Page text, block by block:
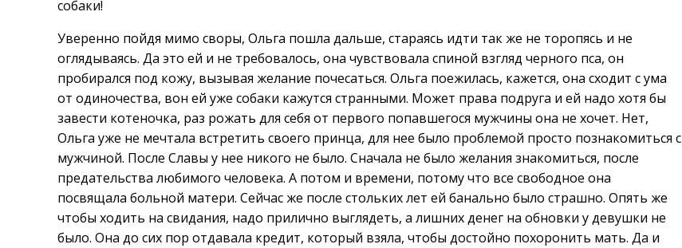
собаки!
Уверенно пойдя мимо своры, Ольга пошла дальше, стараясь идти так же не торопясь и не
оглядываясь. Да это ей и не требовалось, она чувствовала спиной взгляд черного пса, он
пробирался под кожу, вызывая желание почесаться. Ольга поежилась, кажется, она сходит с ума
от одиночества, вон ей уже собаки кажутся странными. Может права подруга и ей надо хотя бы
завести котеночка, раз рожать для себя от первого попавшегося мужчины она не хочет. Нет,
Ольга уже не мечтала встретить своего принца, для нее было проблемой просто познакомиться с
мужчиной. После Славы у нее никого не было. Сначала не было желания знакомиться, после
предательства любимого человека. А потом и времени, потому что все свободное она
посвящала больной матери. Сейчас же после стольких лет ей банально было страшно. Опять же
чтобы ходить на свидания, надо прилично выглядеть, а лишних денег на обновки у девушки не
было. Она до сих пор отдавала кредит, который взяла, чтобы достойно похоронить мать. Да и